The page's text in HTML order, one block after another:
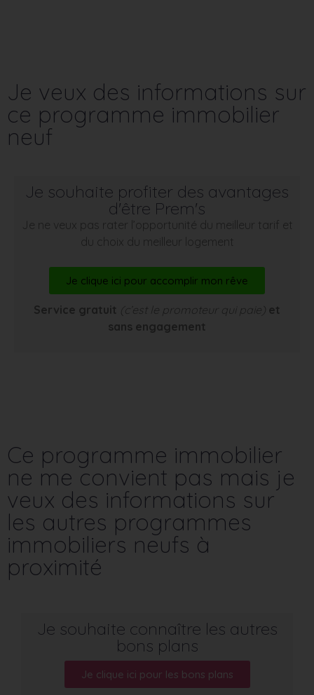
Je veux des informations sur
ce programme immobilier
neuf
Je souhaite profiter des avantages
d'être Prem's
Je ne veux pas rater l’opportunité du meilleur tarif et
du choix du meilleur logement
Je clique ici pour accomplir mon rêve
Service gratuit (c’est le promoteur qui paie) et
sans engagement
Ce programme immobilier
ne me convient pas mais je
veux des informations sur
les autres programmes
immobiliers neufs à
proximité
Je souhaite connaître les autres
bons plans
Je clique ici pour les bons plans